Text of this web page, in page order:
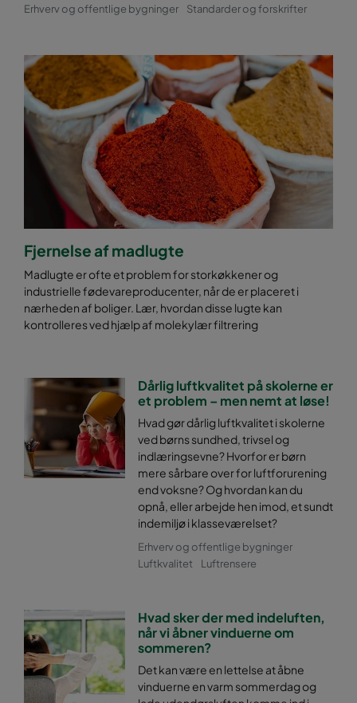
Erhverv og offentlige bygninger Standarder og forskrifter
Fjernelse af madlugte
Madlugte er ofte et problem for storkøkkener og
industrielle fødevareproducenter, når de er placeret i
nærheden af boliger. Lær, hvordan disse lugte kan
kontrolleres ved hjælp af molekylær filtrering
Dårlig luftkvalitet på skolerne er
et problem – men nemt at løse!
Hvad gør dårlig luftkvalitet i skolerne
ved børns sundhed, trivsel og
indlæringsevne? Hvorfor er børn
mere sårbare over for luftforurening
end voksne? Og hvordan kan du
opnå, eller arbejde hen imod, et sundt
indemiljø i klasseværelset?
Erhverv og offentlige bygninger
Luftkvalitet
Luftrensere
Hvad sker der med indeluften,
når vi åbner vinduerne om
sommeren?
Det kan være en lettelse at åbne
vinduerne en varm sommerdag og